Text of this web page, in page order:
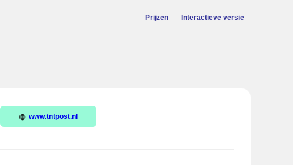
Prijzen Interactieve versie
www.tntpost.nl